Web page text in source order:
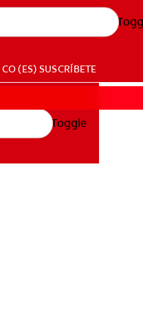
CO (ES) SUSCRÍBETE
Toggle